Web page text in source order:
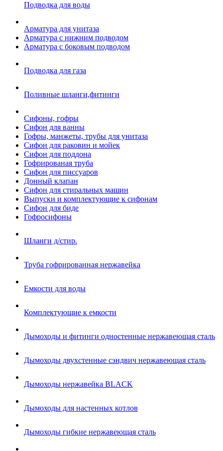
Подводка для воды
Арматура для унитаза
Арматура с нижним подводом
Арматура с боковым подводом
Подводка для газа
Поливные шланги,фитинги
Сифоны, гофры
Сифон для ванны
Гофры, манжеты, трубы для унитаза
Сифон для раковин и мойек
Сифон для поддона
Гофрированая труба
Сифон для писсуаров
Донный клапан
Сифон для стиральных машин
Выпуски и комплектующие к сифонам
Сифон для биде
Гофросифоны
Шланги д/стир.
Труба гофрированная нержавейка
Емкости для воды
Комплектующие к емкости
Дымоходы и фитинги одностенные нержавеющая сталь
Дымоходы двухстенные сэндвич нержавеющая сталь
Дымоходы нержавейка BLACK
Дымоходы для настенных котлов
Дымоходы гибкие нержавеющая сталь